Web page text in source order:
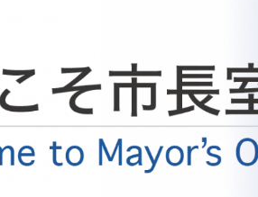
ど
資産マネジメ
デジタル推進